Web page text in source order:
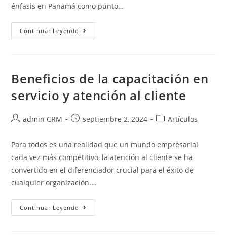
énfasis en Panamá como punto…
Continuar Leyendo
Beneficios de la capacitación en
servicio y atención al cliente
admin CRM septiembre 2, 2024 Artículos
Para todos es una realidad que un mundo empresarial
cada vez más competitivo, la atención al cliente se ha
convertido en el diferenciador crucial para el éxito de
cualquier organización.…
Continuar Leyendo